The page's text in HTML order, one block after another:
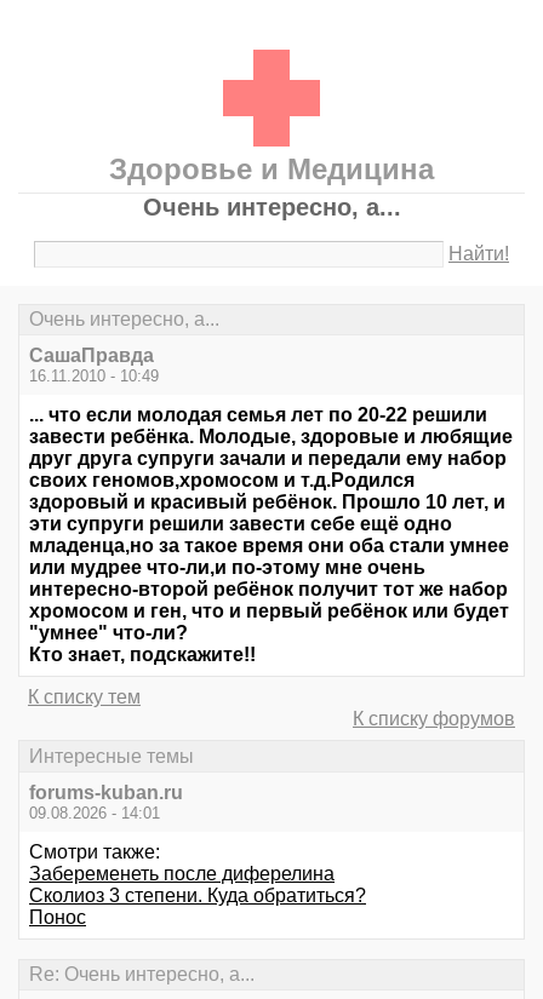
Здоровье и Медицина
Очень интересно, а...
Найти!
Очень интересно, а...
СашаПравда
16.11.2010 - 10:49
... что если молодая семья лет по 20-22 решили
завести ребёнка. Молодые, здоровые и любящие
друг друга супруги зачали и передали ему набор
своих геномов,хромосом и т.д.Родился
здоровый и красивый ребёнок. Прошло 10 лет, и
эти супруги решили завести себе ещё одно
младенца,но за такое время они оба стали умнее
или мудрее что-ли,и по-этому мне очень
интересно-второй ребёнок получит тот же набор
хромосом и ген, что и первый ребёнок или будет
"умнее" что-ли?
Кто знает, подскажите!!
К списку тем
К списку форумов
Интересные темы
forums-kuban.ru
09.08.2026 - 14:01
Смотри также:
Забеременеть после диферелина
Сколиоз 3 степени. Куда обратиться?
Понос
Re: Очень интересно, а...